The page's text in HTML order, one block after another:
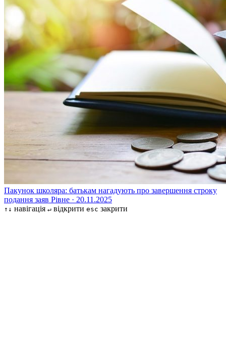
Пакунок школяра: батькам нагадують про завершення строку
подання заяв Рівне · 20.11.2025
↑↓ навігація ↵ відкрити esc закрити